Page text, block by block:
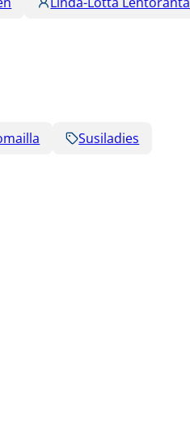
Susiladies